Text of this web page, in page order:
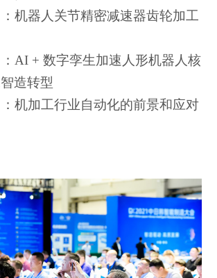
机器人关节精密减速器齿轮加工
AI + 数字孪生加速人形机器人核
智造转型
机加工行业自动化的前景和应对